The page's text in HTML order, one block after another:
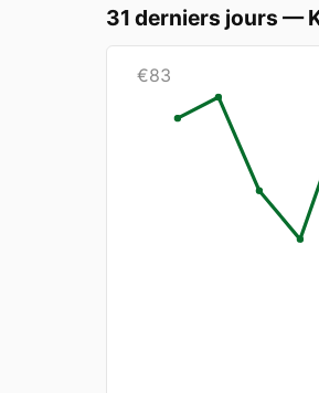
31 derniers jours —
€83